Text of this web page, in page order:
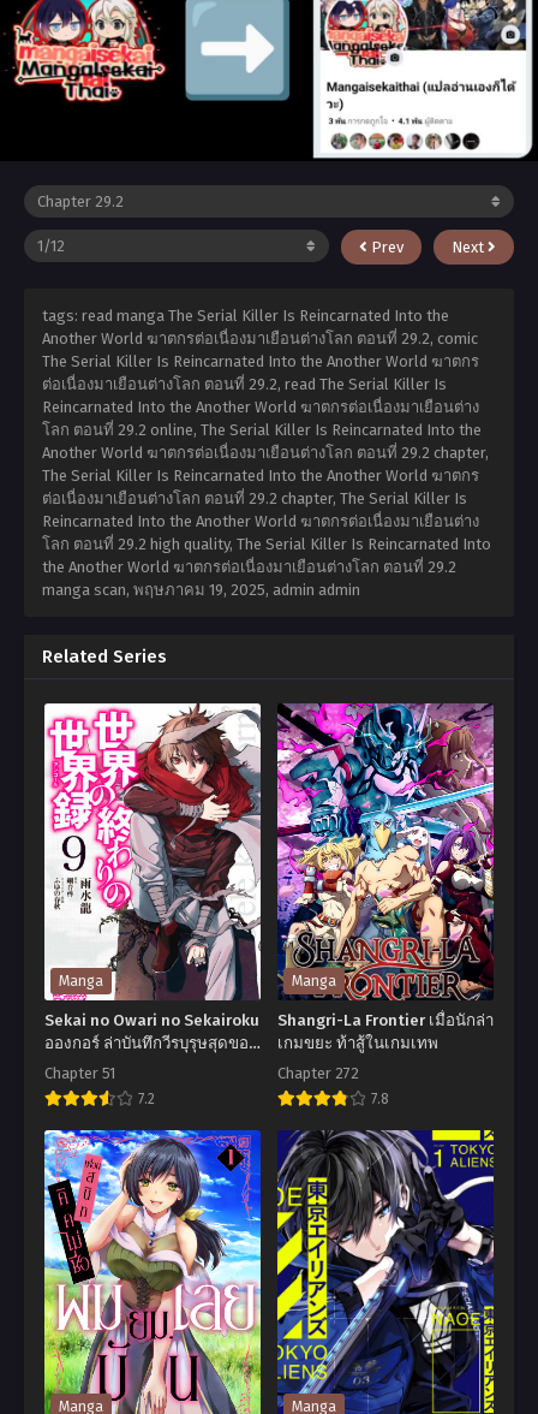
Prev Next
tags: read manga The Serial Killer Is Reincarnated Into the
Another World ฆาตกรต่อเนื่องมาเยือนต่างโลก ตอนที่ 29.2, comic
The Serial Killer Is Reincarnated Into the Another World ฆาตกร
ต่อเนื่องมาเยือนต่างโลก ตอนที่ 29.2, read The Serial Killer Is
Reincarnated Into the Another World ฆาตกรต่อเนื่องมาเยือนต่าง
โลก ตอนที่ 29.2 online, The Serial Killer Is Reincarnated Into the
Another World ฆาตกรต่อเนื่องมาเยือนต่างโลก ตอนที่ 29.2 chapter,
The Serial Killer Is Reincarnated Into the Another World ฆาตกร
ต่อเนื่องมาเยือนต่างโลก ตอนที่ 29.2 chapter, The Serial Killer Is
Reincarnated Into the Another World ฆาตกรต่อเนื่องมาเยือนต่าง
โลก ตอนที่ 29.2 high quality, The Serial Killer Is Reincarnated Into
the Another World ฆาตกรต่อเนื่องมาเยือนต่างโลก ตอนที่ 29.2
manga scan, พฤษภาคม 19, 2025, admin admin
Related Series
Manga
Sekai no Owari no Sekairoku
อองกอร์ ล่าบันทึกวีรบุรุษสุดขอบ
โลก
Chapter 51
7.2
Sekai
no
Owari
no
Sekairoku
ออ
งก
อร์
ล่า
Manga
Shangri-La Frontier เมื่อนักล่า
เกมขยะ ท้าสู้ในเกมเทพ
Chapter 272
7.8
Shangri-
La
Frontier
เมื่อ
นัก
ล่า
เกม
ขยะ
ท้า
Manga Manga